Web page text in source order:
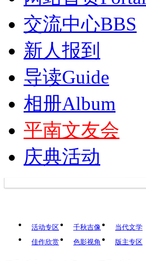
交流中心BBS
新人报到
导读Guide
相册Album
平南文友会
庆典活动
活动专区 千秋吉像
当代文学
佳作欣赏
色影视角 版主专区